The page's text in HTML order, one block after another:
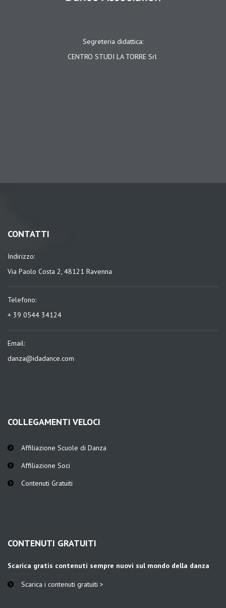
Segreteria didattica:
CENTRO STUDI LA TORRE Srl
CONTATTI
Indirizzo:
Via Paolo Costa 2, 48121 Ravenna
Telefono:
+ 39 0544 34124
Email:
danza@idadance.com
COLLEGAMENTI VELOCI
Affiliazione Scuole di Danza
Affiliazione Soci
Contenuti Gratuiti
CONTENUTI GRATUITI
Scarica gratis contenuti sempre nuovi sul mondo della danza
Scarica i contenuti gratuiti >